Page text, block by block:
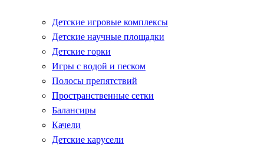
Детские игровые комплексы
Детские научные площадки
Детские горки
Игры с водой и песком
Полосы препятствий
Пространственные сетки
Балансиры
Качели
Детские карусели